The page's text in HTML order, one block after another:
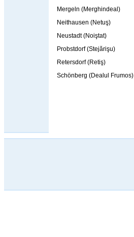
Mergeln (Merghindeal)
Neithausen (Netuş)
Neustadt (Noiştat)
Probstdorf (Stejărişu)
Retersdorf (Retiş)
Schönberg (Dealul Frumos)